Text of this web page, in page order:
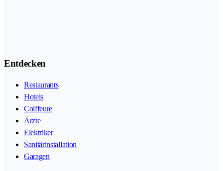
Entdecken
Restaurants
Hotels
Coiffeure
Ärzte
Elektriker
Sanitärinstallation
Garagen